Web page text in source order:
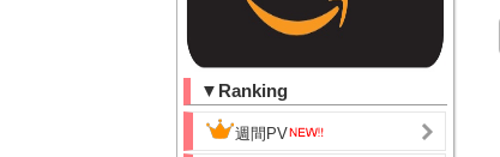
▼Ranking
週間PV